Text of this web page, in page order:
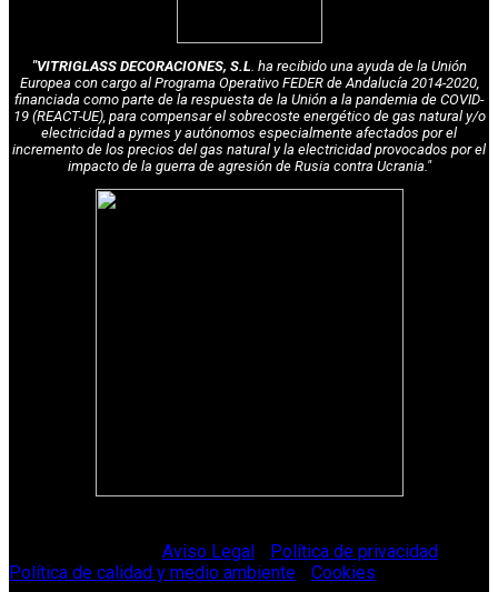
"VITRIGLASS DECORACIONES, S.L. ha recibido una ayuda de la Unión
Europea con cargo al Programa Operativo FEDER de Andalucía 2014-2020,
financiada como parte de la respuesta de la Unión a la pandemia de COVID-
19 (REACT-UE), para compensar el sobrecoste energético de gas natural y/o
electricidad a pymes y autónomos especialmente afectados por el
incremento de los precios del gas natural y la electricidad provocados por el
impacto de la guerra de agresión de Rusia contra Ucrania."
Aviso Legal Política de privacidad
Política de calidad y medio ambiente
Cookies